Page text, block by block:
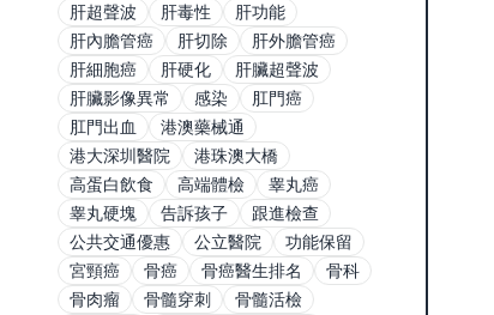
肝超聲波
肝毒性
肝功能
肝內膽管癌
肝切除
肝外膽管癌
肝細胞癌
肝硬化
肝臟超聲波
肝臟影像異常
感染
肛門癌
肛門出血
港澳藥械通
港大深圳醫院
港珠澳大橋
高蛋白飲食
高端體檢
睾丸癌
睾丸硬塊
告訴孩子
跟進檢查
公共交通優惠
公立醫院
功能保留
宮頸癌
骨癌 骨癌醫生排名
骨科
骨肉瘤
骨髓穿刺
骨髓活檢